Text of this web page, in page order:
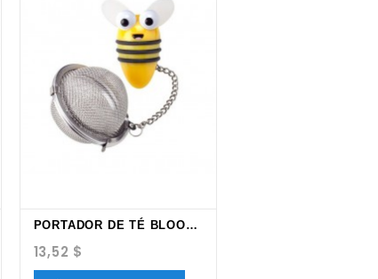
PORTADOR DE TÉ BLOOM JOIE
13,52 $